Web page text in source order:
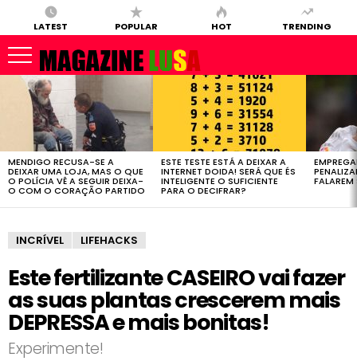
LATEST POPULAR HOT TRENDING
LATEST
STORIES
MENDIGO RECUSA-SE A
DEIXAR UMA LOJA, MAS O QUE
O POLÍCIA VÊ A SEGUIR DEIXA-
O COM O CORAÇÃO PARTIDO
ESTE TESTE ESTÁ A DEIXAR A
INTERNET DOIDA! SERÁ QUE ÉS
INTELIGENTE O SUFICIENTE
PARA O DECIFRAR?
FALAREM
INCRÍVEL LIFEHACKS
Este fertilizante CASEIRO vai fazer
as suas plantas crescerem mais
DEPRESSA e mais bonitas!
Experimente!